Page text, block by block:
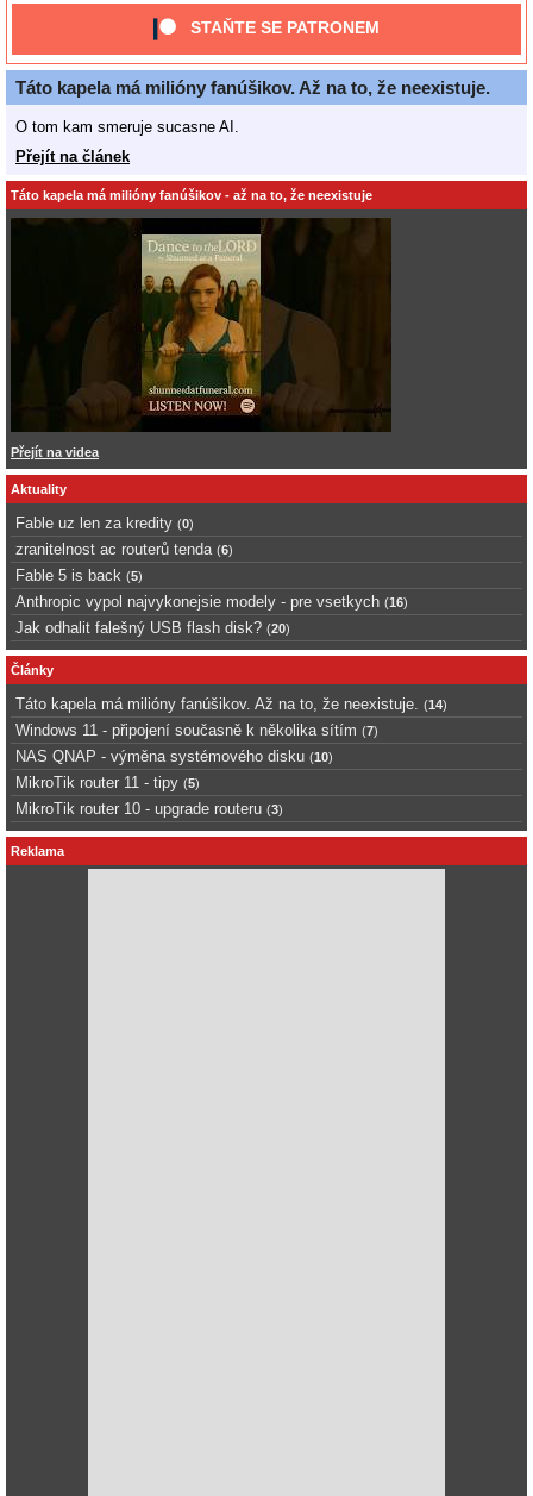
STAŇTE SE PATRONEM
Táto kapela má milióny fanúšikov. Až na to, že neexistuje.
O tom kam smeruje sucasne AI.
Přejít na článek
Táto kapela má milióny fanúšikov - až na to, že neexistuje
Přejít na videa
Aktuality
Fable uz len za kredity (0)
zranitelnost ac routerů tenda (6)
Fable 5 is back (5)
Anthropic vypol najvykonejsie modely - pre vsetkych (16)
Jak odhalit falešný USB flash disk? (20)
Články
Táto kapela má milióny fanúšikov. Až na to, že neexistuje. (14)
Windows 11 - připojení současně k několika sítím (7)
NAS QNAP - výměna systémového disku (10)
MikroTik router 11 - tipy (5)
MikroTik router 10 - upgrade routeru (3)
Reklama